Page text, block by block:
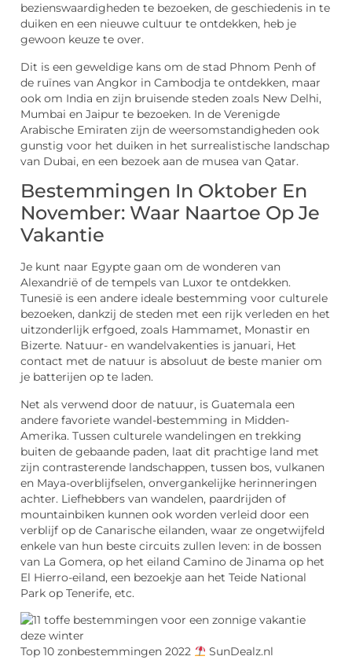
bezienswaardigheden te bezoeken, de geschiedenis in te
duiken en een nieuwe cultuur te ontdekken, heb je
gewoon keuze te over.
Dit is een geweldige kans om de stad Phnom Penh of
de ruïnes van Angkor in Cambodja te ontdekken, maar
ook om India en zijn bruisende steden zoals New Delhi,
Mumbai en Jaipur te bezoeken. In de Verenigde
Arabische Emiraten zijn de weersomstandigheden ook
gunstig voor het duiken in het surrealistische landschap
van Dubai, en een bezoek aan de musea van Qatar.
Bestemmingen In Oktober En
November: Waar Naartoe Op Je
Vakantie
Je kunt naar Egypte gaan om de wonderen van
Alexandrië of de tempels van Luxor te ontdekken.
Tunesië is een andere ideale bestemming voor culturele
bezoeken, dankzij de steden met een rijk verleden en het
uitzonderlijk erfgoed, zoals Hammamet, Monastir en
Bizerte. Natuur- en wandelvakenties is januari, Het
contact met de natuur is absoluut de beste manier om
je batterijen op te laden.
Net als verwend door de natuur, is Guatemala een
andere favoriete wandel-bestemming in Midden-
Amerika. Tussen culturele wandelingen en trekking
buiten de gebaande paden, laat dit prachtige land met
zijn contrasterende landschappen, tussen bos, vulkanen
en Maya-overblijfselen, onvergankelijke herinneringen
achter. Liefhebbers van wandelen, paardrijden of
mountainbiken kunnen ook worden verleid door een
verblijf op de Canarische eilanden, waar ze ongetwijfeld
enkele van hun beste circuits zullen leven: in de bossen
van La Gomera, op het eiland Camino de Jinama op het
El Hierro-eiland, een bezoekje aan het Teide National
Park op Tenerife, etc.
Top 10 zonbestemmingen 2022 SunDealz.nl